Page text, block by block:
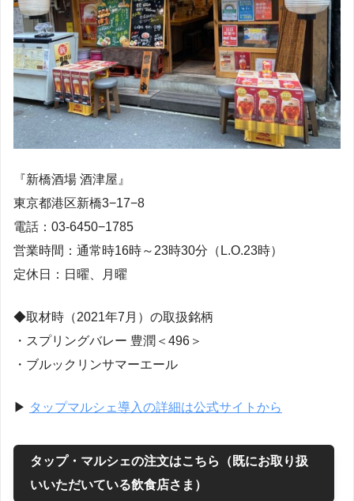
『新橋酒場 酒津屋』
東京都港区新橋3−17−8
電話：03-6450−1785
営業時間：通常時16時～23時30分（L.O.23時）
定休日：日曜、月曜
◆取材時（2021年7月）の取扱銘柄
・スプリングバレー 豊潤＜496＞
・ブルックリンサマーエール
▶︎ タップマルシェ導入の詳細は公式サイトから
タップ・マルシェの注文はこちら（既にお取り扱
いいただいている飲食店さま）